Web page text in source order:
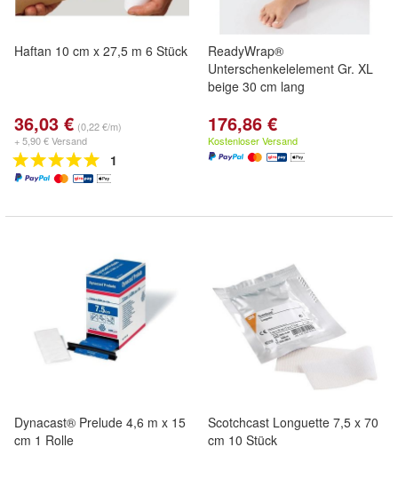
Haftan 10 cm x 27,5 m 6 Stück
36,03 € (0,22 €/m)
+ 5,90 € Versand
1
ReadyWrap®
Unterschenkelelement Gr. XL
beige 30 cm lang
176,86 €
Kostenloser Versand
Dynacast® Prelude 4,6 m x 15
cm 1 Rolle
Scotchcast Longuette 7,5 x 70
cm 10 Stück